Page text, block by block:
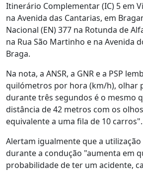
Itinerário Complementar (IC) 5 em
na Avenida das Cantarias, em
Nacional (EN) 377 na Rotunda de
na Rua São Martinho e na Avenida
Braga.
Na nota, a ANSR, a GNR e a PSP
quilómetros por hora (km/h), olhar
durante três segundos é o mesmo
distância de 42 metros com os
equivalente a uma fila de 10 carros".
Alertam igualmente que a
durante a condução "aumenta em
probabilidade de ter um acidente,